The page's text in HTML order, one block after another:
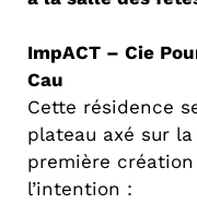
ImpACT – Cie
Cau
Cette résidence
plateau axé sur
première
l’intention :